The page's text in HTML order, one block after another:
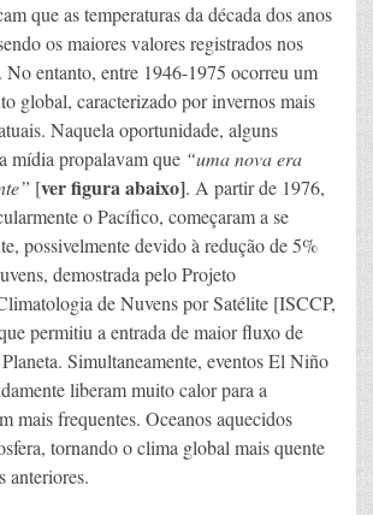
que as temperaturas da década dos anos
os maiores valores registrados nos
No entanto, entre 1946-1975 ocorreu um
global, caracterizado por invernos mais
Naquela oportunidade, alguns
mídia propalavam que “uma nova era
[ver figura abaixo]. A partir de 1976,
o Pacífico, começaram a se
possivelmente devido à redução de 5%
demostrada pelo Projeto
de Nuvens por Satélite [ISCCP,
permitiu a entrada de maior fluxo de
Simultaneamente, eventos El Niño
liberam muito calor para a
mais frequentes. Oceanos aquecidos
tornando o clima global mais quente
anteriores.